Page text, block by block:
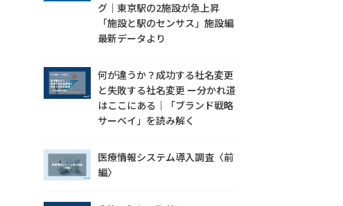
グ｜東京駅の2施設が急上昇
「施設と駅のセンサス」施設編
最新データより
何が違うか？成功する社名変更
と失敗する社名変更 ー分かれ道
はここにある｜「ブランド戦略
サーベイ」を読み解く
医療情報システム導入調査〈前
編〉